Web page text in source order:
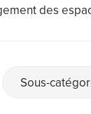
des
Sous-